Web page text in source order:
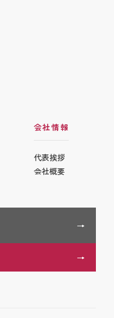
会社情報
代表挨拶
会社概要